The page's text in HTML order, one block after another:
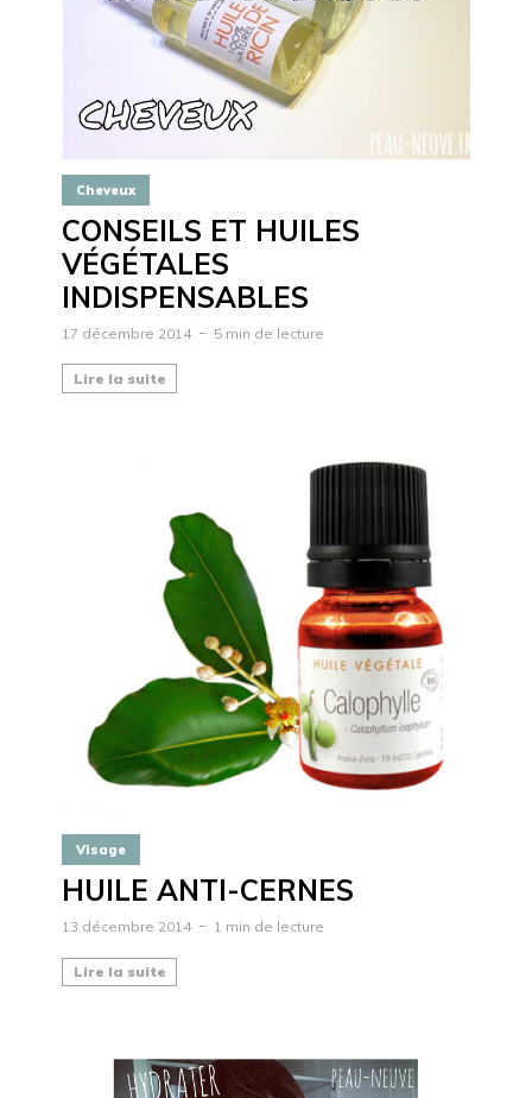
Cheveux
CONSEILS ET HUILES
VÉGÉTALES
INDISPENSABLES
17 décembre 2014 5 min de lecture
Lire la suite
Visage
HUILE ANTI-CERNES
13 décembre 2014 1 min de lecture
Lire la suite